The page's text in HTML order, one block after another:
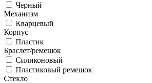
Черный
Механизм
Кварцевый
Корпус
Пластик
Браслет/ремешок
Силиконовый
Пластиковый ремешок
Стекло